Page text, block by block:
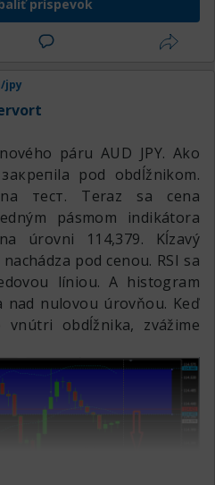
príspevok
jpy
páru AUD JPY. Ako
pod obdĺžnikom.
тест. Teraz sa cena
pásmom indikátora
úrovni 114,379. Kĺzavý
pod cenou. RSI sa
líniou. A histogram
nad nulovou úrovňou. Keď
obdĺžnika, zvážime